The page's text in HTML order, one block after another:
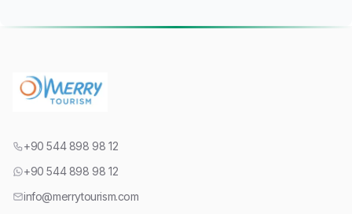
+90 544 898 98 12
+90 544 898 98 12
info@merrytourism.com